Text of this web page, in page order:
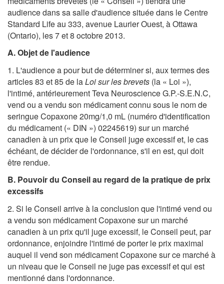
audience dans sa salle d'audience située dans le Centre
Standard Life au 333, avenue Laurier Ouest, à Ottawa
(Ontario), les 7 et 8 octobre 2013.
A. Objet de l'audience
1. L'audience a pour but de déterminer si, aux termes des
articles 83 et 85 de laLoi sur les brevets (la « Loi »),
l'intimé, antérieurement Teva Neuroscience G.P.-S.E.N.C,
vend ou a vendu son médicament connu sous le nom de
seringue Copaxone 20mg/1,0 mL (numéro d'identification
du médicament (« DIN ») 02245619) sur un marché
canadien à un prix que le Conseil juge excessif et, le cas
échéant, de décider de l'ordonnance, s'il en est, qui doit
être rendue.
B. Pouvoir du Conseil au regard de la pratique de prix
excessifs
2. Si le Conseil arrive à la conclusion que l'intimé vend ou
a vendu son médicament Copaxone sur un marché
canadien à un prix qu'il juge excessif, le Conseil peut, par
ordonnance, enjoindre l'intimé de porter le prix maximal
auquel il vend son médicament Copaxone sur ce marché à
un niveau que le Conseil ne juge pas excessif et qui est
mentionné dans l'ordonnance.